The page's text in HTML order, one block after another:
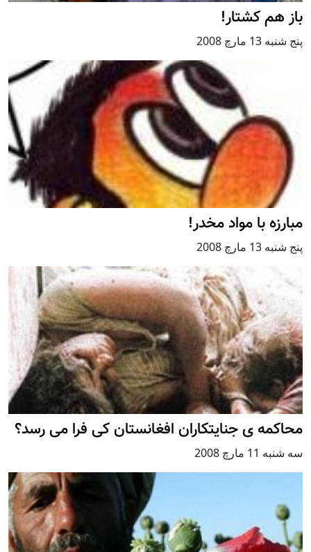
باز هم کشتار!
پنج شنبه 13 مارچ 2008
مبارزه با مواد مخدر!
پنج شنبه 13 مارچ 2008
محاکمه ی جنايتکاران افغانستان کی فرا می رسد؟
سه شنبه 11 مارچ 2008